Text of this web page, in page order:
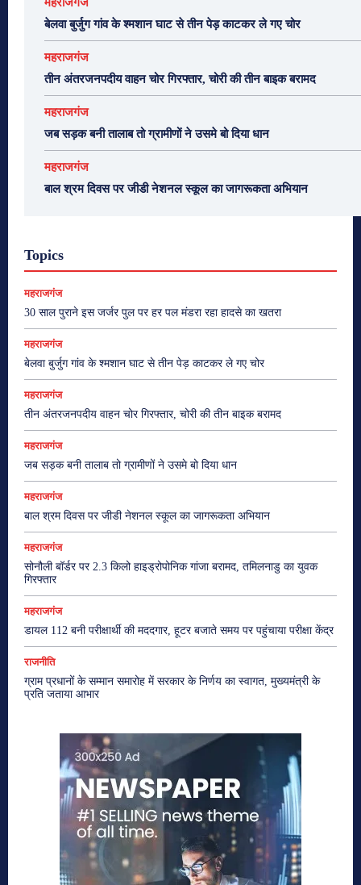
बेलवा बुर्जुग गांव के श्मशान घाट से तीन पेड़ काटकर ले गए चोर
महराजगंज
तीन अंतरजनपदीय वाहन चोर गिरफ्तार, चोरी की तीन बाइक बरामद
महराजगंज
जब सड़क बनी तालाब तो ग्रामीणों ने उसमे बो दिया धान
महराजगंज
बाल श्रम दिवस पर जीडी नेशनल स्कूल का जागरूकता अभियान
Topics
महराजगंज
30 साल पुराने इस जर्जर पुल पर हर पल मंडरा रहा हादसे का खतरा
महराजगंज
बेलवा बुर्जुग गांव के श्मशान घाट से तीन पेड़ काटकर ले गए चोर
महराजगंज
तीन अंतरजनपदीय वाहन चोर गिरफ्तार, चोरी की तीन बाइक बरामद
महराजगंज
जब सड़क बनी तालाब तो ग्रामीणों ने उसमे बो दिया धान
महराजगंज
बाल श्रम दिवस पर जीडी नेशनल स्कूल का जागरूकता अभियान
महराजगंज
सोनौली बॉर्डर पर 2.3 किलो हाइड्रोपोनिक गांजा बरामद, तमिलनाडु का युवक
गिरफ्तार
महराजगंज
डायल 112 बनी परीक्षार्थी की मददगार, हूटर बजाते समय पर पहुंचाया परीक्षा केंद्र
राजनीति
ग्राम प्रधानों के सम्मान समारोह में सरकार के निर्णय का स्वागत, मुख्यमंत्री के
प्रति जताया आभार